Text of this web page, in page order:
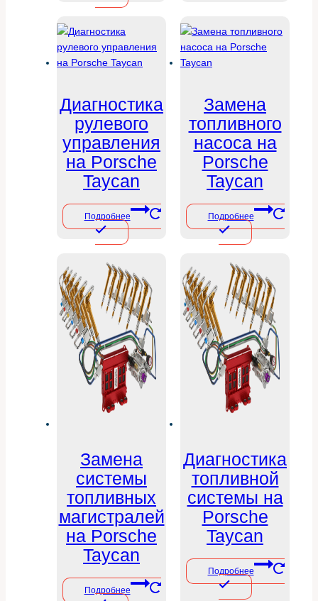
Диагностика
рулевого
управления
на Porsche
Taycan
Подробнее
Замена
топливного
насоса на
Porsche
Taycan
Подробнее
Замена
системы
топливных
магистралей
на Porsche
Taycan
Подробнее
Диагностика
топливной
системы на
Porsche
Taycan
Подробнее